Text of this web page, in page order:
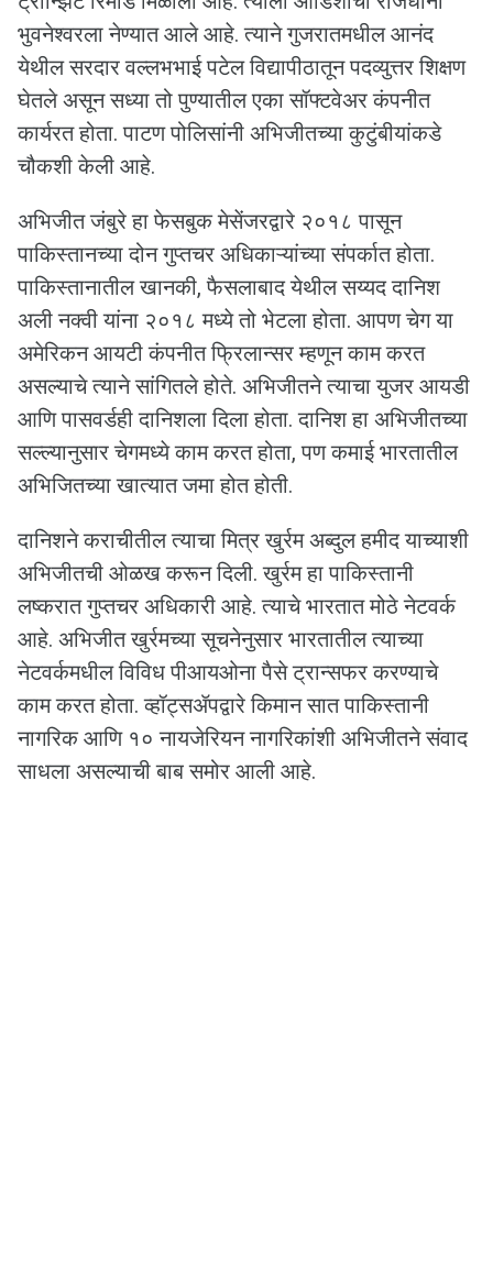
भुवनेश्वरला नेण्यात आले आहे. त्याने गुजरातमधील आनंद
येथील सरदार वल्लभभाई पटेल विद्यापीठातून पदव्युत्तर शिक्षण
घेतले असून सध्या तो पुण्यातील एका सॉफ्टवेअर कंपनीत
कार्यरत होता. पाटण पोलिसांनी अभिजीतच्या कुटुंबीयांकडे
चौकशी केली आहे.
अभिजीत जंबुरे हा फेसबुक मेसेंजरद्वारे २०१८ पासून
पाकिस्तानच्या दोन गुप्तचर अधिकाऱ्यांच्या संपर्कात होता.
पाकिस्तानातील खानकी, फैसलाबाद येथील सय्यद दानिश
अली नक्वी यांना २०१८ मध्ये तो भेटला होता. आपण चेग या
अमेरिकन आयटी कंपनीत फ्रिलान्सर म्हणून काम करत
असल्याचे त्याने सांगितले होते. अभिजीतने त्याचा युजर आयडी
आणि पासवर्डही दानिशला दिला होता. दानिश हा अभिजीतच्या
सल्ल्यानुसार चेगमध्ये काम करत होता, पण कमाई भारतातील
अभिजितच्या खात्यात जमा होत होती.
दानिशने कराचीतील त्याचा मित्र खुर्रम अब्दुल हमीद याच्याशी
अभिजीतची ओळख करून दिली. खुर्रम हा पाकिस्तानी
लष्करात गुप्तचर अधिकारी आहे. त्याचे भारतात मोठे नेटवर्क
आहे. अभिजीत खुर्रमच्या सूचनेनुसार भारतातील त्याच्या
नेटवर्कमधील विविध पीआयओना पैसे ट्रान्सफर करण्याचे
काम करत होता. व्हॉट्सॲपद्वारे किमान सात पाकिस्तानी
नागरिक आणि १० नायजेरियन नागरिकांशी अभिजीतने संवाद
साधला असल्याची बाब समोर आली आहे.